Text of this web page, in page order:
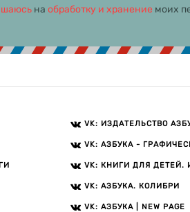
на обработку и хранение моих
VK: ИЗДАТЕЛЬСТВО
VK: АЗБУКА -
VK: КНИГИ ДЛЯ ДЕТЕЙ.
VK: АЗБУКА. КОЛИБРИ
VK: АЗБУКА | NEW PAGE